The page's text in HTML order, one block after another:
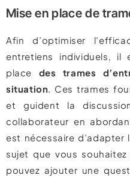
Mise en place de
Afin d’optimiser
entretiens individuels,
place des trames
situation. Ces trames
et guident la
collaborateur en
est nécessaire
sujet que vous
pouvez ajouter une